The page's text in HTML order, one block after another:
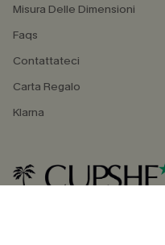
Misura Delle Dimensioni
Faqs
Contattateci
Carta Regalo
Klarna